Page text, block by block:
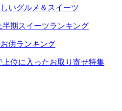
いグルメ＆スイーツ
期スイーツランキング
供ランキング
位に入ったお取り寄せ特集